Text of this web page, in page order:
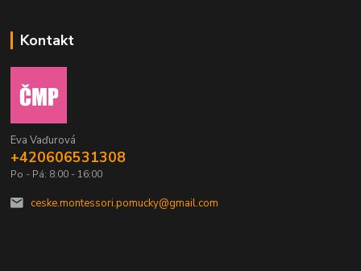
Kontakt
Eva Vaďurová
+420606531308
Po - Pá: 8:00 - 16:00
ceske.montessori.pomucky@gmail.com